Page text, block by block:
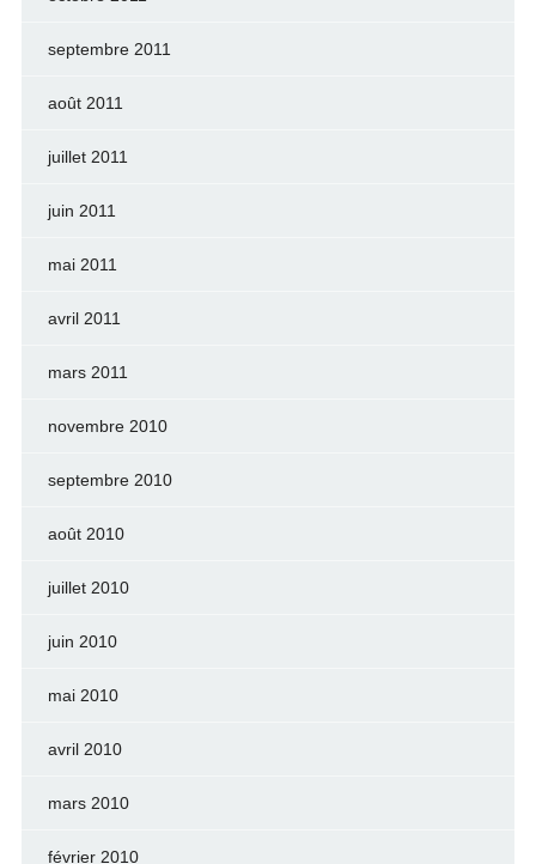
septembre 2011
août 2011
juillet 2011
juin 2011
mai 2011
avril 2011
mars 2011
novembre 2010
septembre 2010
août 2010
juillet 2010
juin 2010
mai 2010
avril 2010
mars 2010
février 2010